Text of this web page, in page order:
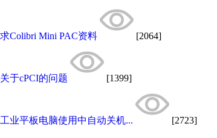
求Colibri Mini PAC资料 [2064]
关于cPCI的问题 [1399]
工业平板电脑使用中自动关机... [2723]